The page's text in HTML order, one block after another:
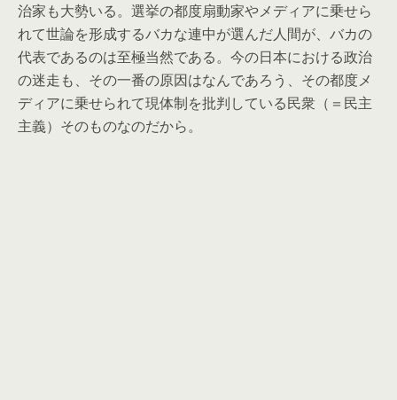
治家も大勢いる。選挙の都度扇動家やメディアに乗せら
れて世論を形成するバカな連中が選んだ人間が、バカの
代表であるのは至極当然である。今の日本における政治
の迷走も、その一番の原因はなんであろう、その都度メ
ディアに乗せられて現体制を批判している民衆（＝民主
主義）そのものなのだから。